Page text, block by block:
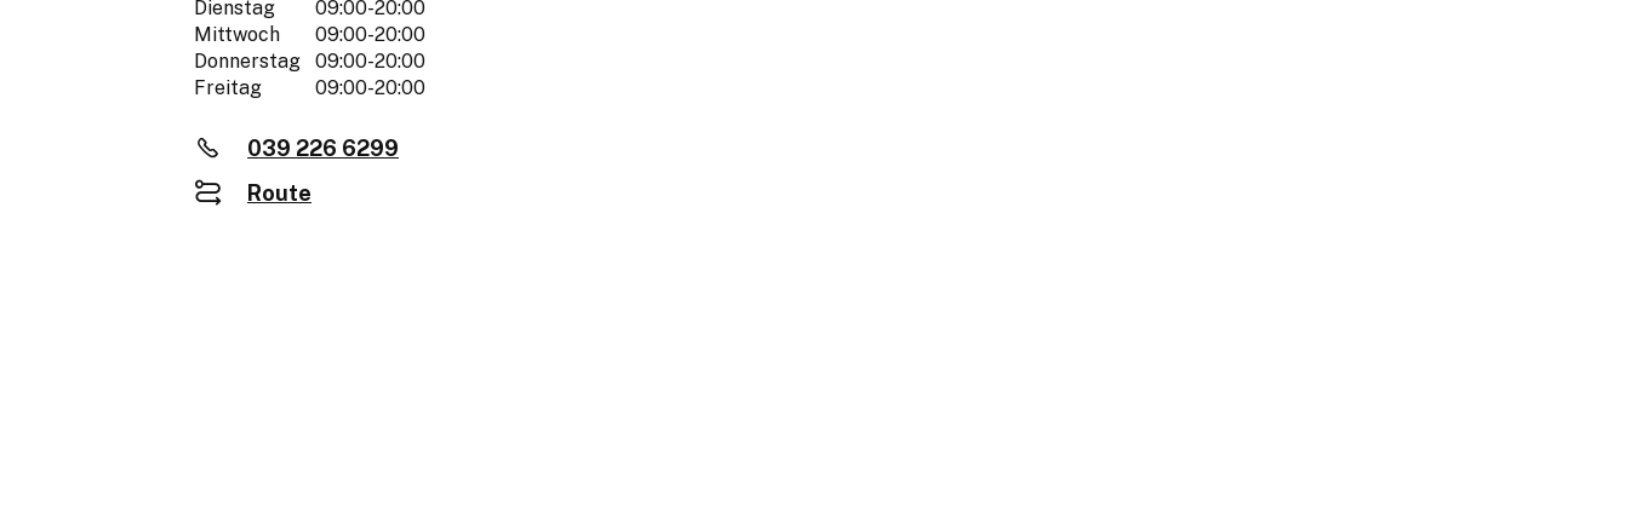
Dienstag
09:00-20:00
Mittwoch
09:00-20:00
Donnerstag
09:00-20:00
Freitag
09:00-20:00
039 226 6299
Route